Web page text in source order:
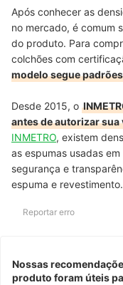
Após conhecer as
no mercado, é comum
do produto. Para
colchões com
modelo segue
Desde 2015, o
antes de autorizar sua
INMETRO, existem
as espumas usadas
segurança e
espuma e revestimento.
Reportar erro
Nossas
produto foram úteis